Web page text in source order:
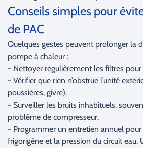
Conseils simples pour
de PAC
Quelques gestes peuvent prolonger la
pompe à chaleur :
- Nettoyer régulièrement les filtres pour
- Vérifier que rien n’obstrue l’unité
poussières, givre).
- Surveiller les bruits inhabituels,
problème de compresseur.
- Programmer un entretien annuel pour
frigorigène et la pression du circuit eau.